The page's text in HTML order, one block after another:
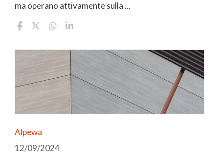
ma operano attivamente sulla ...
Alpewa
12/09/2024